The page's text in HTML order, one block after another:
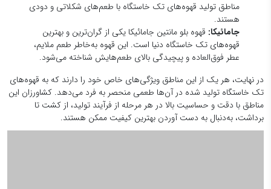
در نهایت، هر یک از این مناطق ویژگی‌های خاص خود را دارند که به قهوه‌های
تک خاستگاه تولید شده در آن‌ها طعمی منحصر به فرد می‌دهد. کشاورزان این
مناطق با دقت و حساسیت بالا در هر مرحله از فرآیند تولید، از کشت تا
برداشت، به‌دنبال به دست آوردن بهترین کیفیت ممکن هستند.